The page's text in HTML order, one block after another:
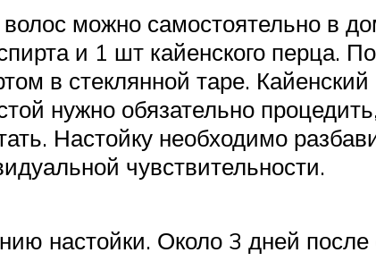
можно самостоятельно в
и 1 шт кайенского перца.
в стеклянной таре.
нужно обязательно
Настойку необходимо
чувствительности.
настойки. Около 3 дней